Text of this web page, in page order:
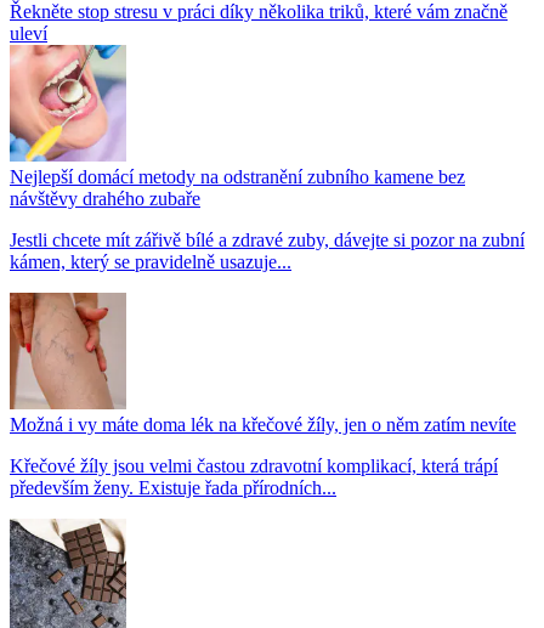
Řekněte stop stresu v práci díky několika triků, které vám značně
uleví
Nejlepší domácí metody na odstranění zubního kamene bez
návštěvy drahého zubaře
Jestli chcete mít zářivě bílé a zdravé zuby, dávejte si pozor na zubní
kámen, který se pravidelně usazuje...
Možná i vy máte doma lék na křečové žíly, jen o něm zatím nevíte
Křečové žíly jsou velmi častou zdravotní komplikací, která trápí
především ženy. Existuje řada přírodních...